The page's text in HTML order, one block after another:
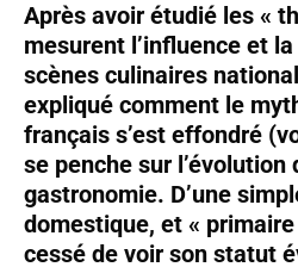
Après avoir étudié les «
mesurent l’influence et
scènes culinaires
expliqué comment le
français s’est effondré
se penche sur
gastronomie. D’une
domestique, et « primaire
cessé de voir son statut